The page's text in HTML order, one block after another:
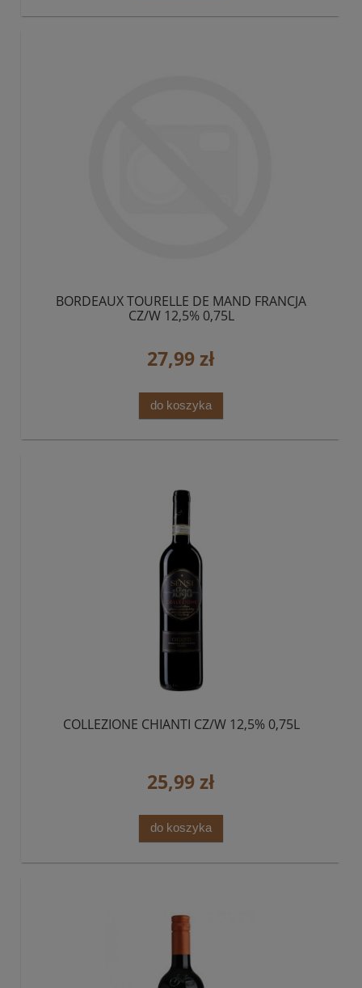
BORDEAUX TOURELLE DE MAND FRANCJA
CZ/W 12,5% 0,75L
27,99 zł
do koszyka
COLLEZIONE CHIANTI CZ/W 12,5% 0,75L
25,99 zł
do koszyka